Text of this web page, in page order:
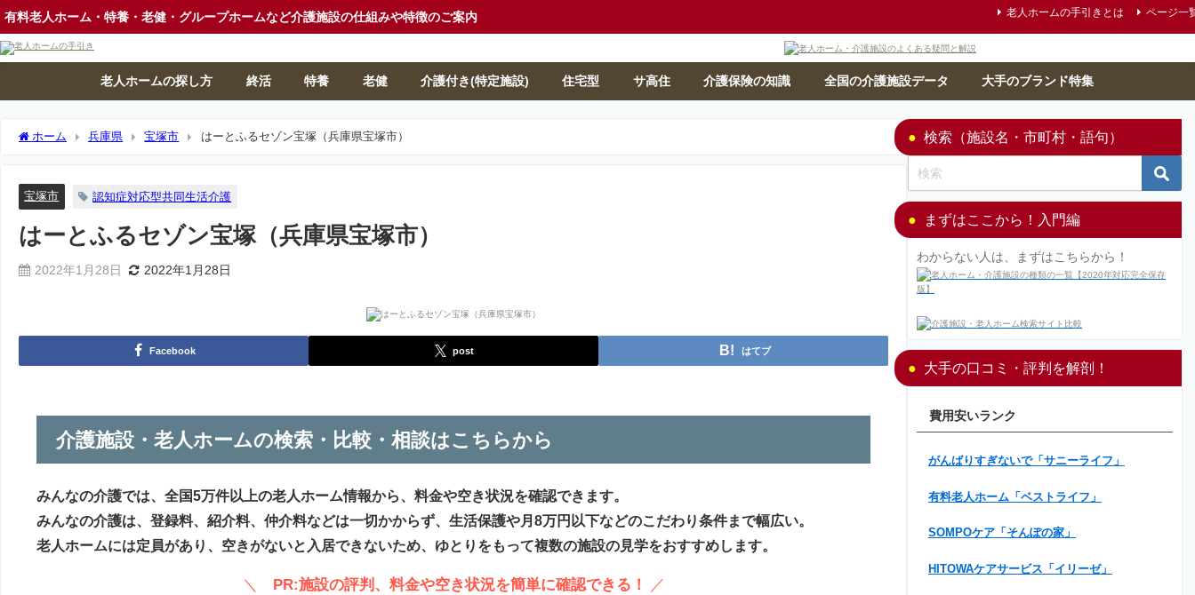
有料老人ホーム・特養・老健・グループホームなど介護施設の仕組みや特徴のご案内 老人ホームの手引きとは ページ一
老人ホームの探し方 終活 特養 老健 介護付き(特定施設) 住宅型 サ高住 介護保険の知識 全国の介護施設データ 大手のブランド特集
ホーム 兵庫県 宝塚市 はーとふるセゾン宝塚（兵庫県宝塚市）
宝塚市 認知症対応型共同生活介護
はーとふるセゾン宝塚（兵庫県宝塚市）
2022年1月28日 2022年1月28日
Facebook post はてブ
介護施設・老人ホームの検索・比較・相談はこちらから
みんなの介護では、全国5万件以上の老人ホーム情報から、料金や空き状況を確認できます。
みんなの介護は、登録料、紹介料、仲介料などは一切かからず、生活保護や月8万円以下などのこだわり条件まで幅広い。
老人ホームには定員があり、空きがないと入居できないため、ゆとりをもって複数の施設の見学をおすすめします。
＼ PR:施設の評判、料金や空き状況を簡単に確認できる！ ／
検索（施設名・市町村・語句）
まずはここから！入門編
わからない人は、まずはこちらから！
大手の口コミ・評判を解剖！
費用安いランク
がんばりすぎないで「サニーライフ」
有料老人ホーム「ベストライフ」
SOMPOケア「そんぽの家」
HITOWAケアサービス「イリーゼ」